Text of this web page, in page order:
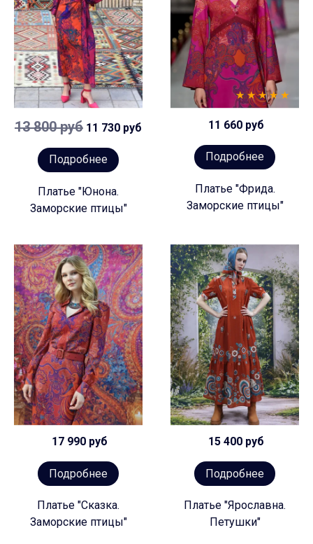
13 800 руб 11 730 руб
Подробнее
Платье "Юнона.
Заморские птицы"
11 660 руб
Подробнее
Платье "Фрида.
Заморские птицы"
17 990 руб
Подробнее
Платье "Сказка.
Заморские птицы"
15 400 руб
Подробнее
Платье "Ярославна.
Петушки"